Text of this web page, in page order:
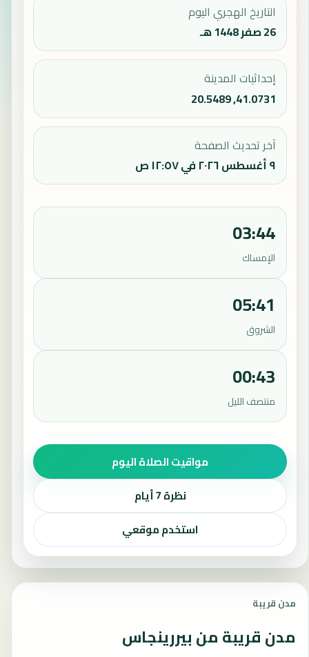
التاريخ الهجري اليوم
26 صفر 1448 هـ
إحداثيات المدينة
41.0731, 20.5489
آخر تحديث الصفحة
٩ أغسطس ٢٠٢٦ في ١٢:٥٧ ص
03:44
الإمساك
05:41
الشروق
00:43
منتصف الليل
مواقيت الصلاة اليوم
نظرة 7 أيام
استخدم موقعي
مدن قريبة
مدن قريبة من بيررينجاس